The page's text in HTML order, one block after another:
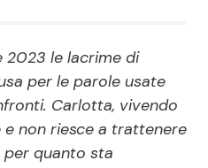
Reality e Talent
Soap Opera
2023 le lacrime di
per le parole usate
Carlotta, vivendo
non riesce a trattenere
quanto sta